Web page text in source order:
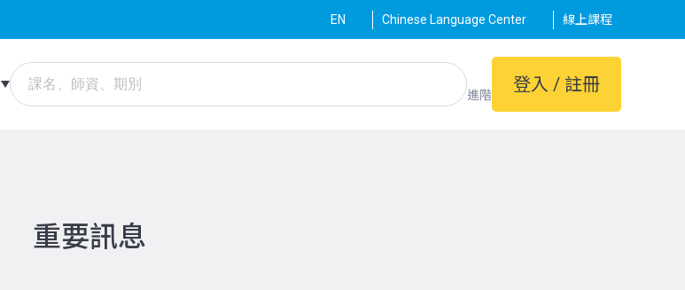
EN Chinese Language Center 線上課程
進階 登入 / 註冊
重要訊息